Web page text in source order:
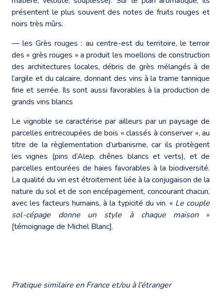
présentent le plus souvent des notes de fruits rouges et
noirs très mûrs.
― les Grès rouges : au centre-est du territoire, le terroir
des « grès rouges » a produit les moellons de construction
des architectures locales, débris de grès mélangés à de
l’argile et du calcaire, donnant des vins à la trame tannique
fine et serrée. Ils sont aussi favorables à la production de
grands vins blancs
Le vignoble se caractérise par ailleurs par un paysage de
parcelles entrecoupées de bois « classés à conserver », au
titre de la règlementation d’urbanisme, car ils protègent
les vignes (pins d’Alep, chênes blancs et verts), et de
parcelles entourées de haies favorables à la biodiversité.
La qualité du vin est étroitement liée à la conjugaison de la
nature du sol et de son encépagement, concourant chacun,
avec les facteurs humains, à la typicité du vin. « Le couple
sol-cépage donne un style à chaque maison »
[témoignage de Michel Blanc].
Pratique similaire en France et/ou à l’étranger